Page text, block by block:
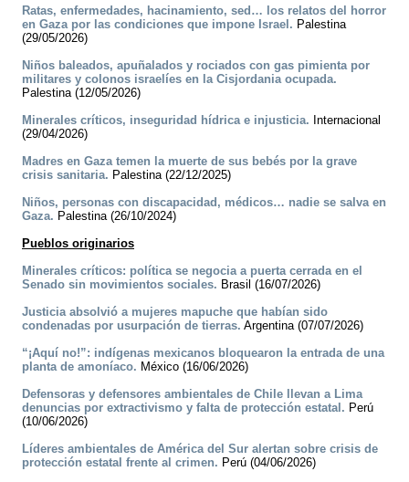
Ratas, enfermedades, hacinamiento, sed… los relatos del horror
en Gaza por las condiciones que impone Israel. Palestina
(29/05/2026)
Niños baleados, apuñalados y rociados con gas pimienta por
militares y colonos israelíes en la Cisjordania ocupada.
Palestina (12/05/2026)
Minerales críticos, inseguridad hídrica e injusticia. Internacional
(29/04/2026)
Madres en Gaza temen la muerte de sus bebés por la grave
crisis sanitaria. Palestina (22/12/2025)
Niños, personas con discapacidad, médicos… nadie se salva en
Gaza. Palestina (26/10/2024)
Pueblos originarios
Minerales críticos: política se negocia a puerta cerrada en el
Senado sin movimientos sociales. Brasil (16/07/2026)
Justicia absolvió a mujeres mapuche que habían sido
condenadas por usurpación de tierras. Argentina (07/07/2026)
“¡Aquí no!”: indígenas mexicanos bloquearon la entrada de una
planta de amoníaco. México (16/06/2026)
Defensoras y defensores ambientales de Chile llevan a Lima
denuncias por extractivismo y falta de protección estatal. Perú
(10/06/2026)
Líderes ambientales de América del Sur alertan sobre crisis de
protección estatal frente al crimen. Perú (04/06/2026)